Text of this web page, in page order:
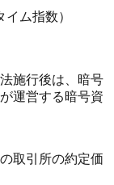
ム指数）
施行後は、暗号
運営する暗号資
取引所の約定価